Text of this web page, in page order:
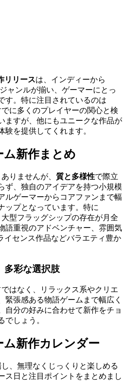
リリースは、インディーから
ャンルが揃い、ゲーマーにとっ
す。特に注目されているのは
でに多くのプレイヤーの関心と検
ますが、他にもユニークな作品が
を提供してくれます。
ム新作まとめ
りませんが、 質と多様性で際立
ず、独自のアイデアを持つ小規模
ルゲーマーからコアファンまで幅
ップとなっています。特に
大型フラッグシップの存在が月全
語重視のアドベンチャー、雰囲気
イセンス作品などバラエティ豊か
多彩な選択肢
はなく、リラックス系やクリエ
緊張感ある物語ゲームまで幅広く
自分の好みに合わせて新作をチョ
でしょう。
ム新作カレンダー
、無理なくじっくりと楽しめる
ス日と注目ポイントをまとめまし